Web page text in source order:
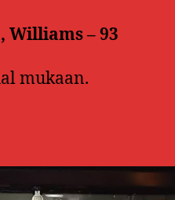
Williams – 93
mukaan.